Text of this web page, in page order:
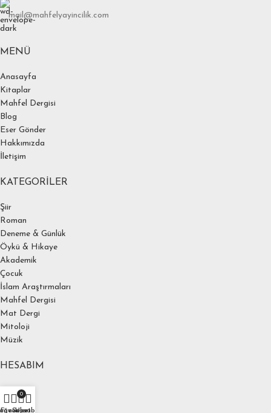
mail@mahfelyayincilik.com
MENÜ
Anasayfa
Kitaplar
Mahfel Dergisi
Blog
Eser Gönder
Hakkımızda
İletişim
KATEGORILER
Şiir
Roman
Deneme & Günlük
Öykü & Hikaye
Akademik
Çocuk
İslam Araştırmaları
Mahfel Dergisi
Mat Dergi
Mitoloji
Müzik
HESABIM
Hesabım
Ödeme
Favoriler
0
Sepet
Hesabım